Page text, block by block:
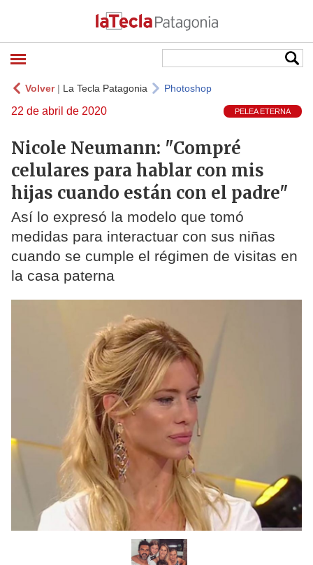
Volver| La Tecla Patagonia Photoshop
22 de abril de 2020 PELEA ETERNA
Nicole Neumann: "Compré
celulares para hablar con mis
hijas cuando están con el padre"
Así lo expresó la modelo que tomó
medidas para interactuar con sus niñas
cuando se cumple el régimen de visitas en
la casa paterna